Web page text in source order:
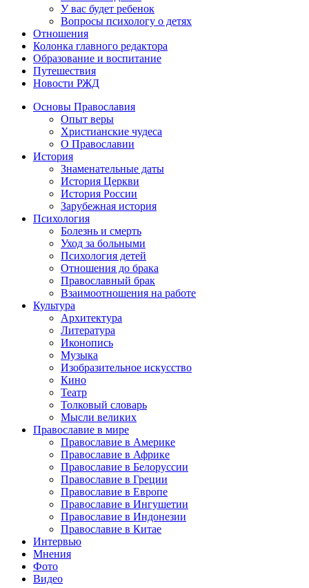
У вас будет ребенок
Вопросы психологу о детях
Отношения
Колонка главного редактора
Образование и воспитание
Путешествия
Новости РЖД
Основы Православия
Опыт веры
Христианские чудеса
О Православии
История
Знаменательные даты
История Церкви
История России
Зарубежная история
Психология
Болезнь и смерть
Уход за больными
Психология детей
Отношения до брака
Православный брак
Взаимоотношения на работе
Культура
Архитектура
Литература
Иконопись
Музыка
Изобразительное искусство
Кино
Театр
Толковый словарь
Мысли великих
Православие в мире
Православие в Америке
Православие в Африке
Православие в Белоруссии
Православие в Греции
Православие в Европе
Православие в Ингушетии
Православие в Индонезии
Православие в Китае
Интервью
Мнения
Фото
Видео